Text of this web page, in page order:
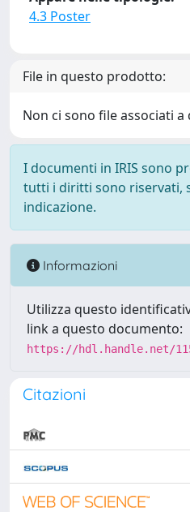
4.3 Poster
File in questo prodotto:
Non ci sono file associati
I documenti in IRIS sono
tutti i diritti sono riservati,
indicazione.
Informazioni
Utilizza questo
link a questo documento:
https://hdl.handle.net/
Citazioni